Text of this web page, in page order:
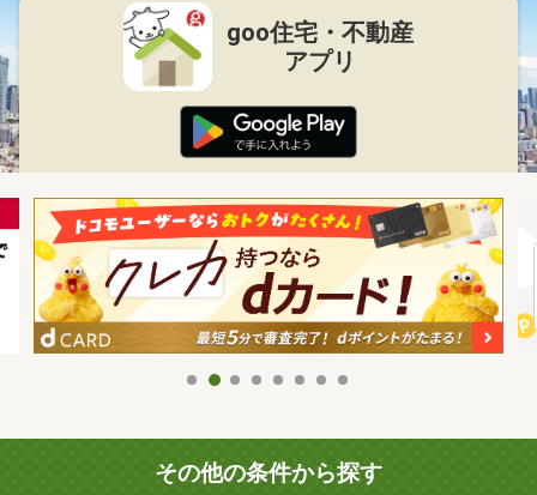
goo住宅・不動産
アプリ
その他の条件から探す